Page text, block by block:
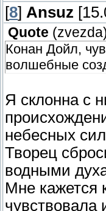
[8] Ansuz
Quote (zvezda
Конан Дойл,
волшебные
Я склонна с
небесных
Творец
водными
Мне кажется
чувствовала